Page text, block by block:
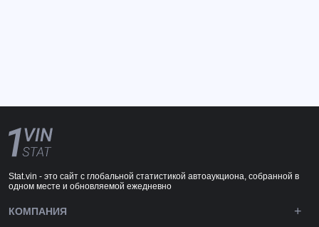
Stat.vin - это сайт с глобальной статистикой автоаукциона, собранной в
одном месте и обновляемой ежедневно
КОМПАНИЯ